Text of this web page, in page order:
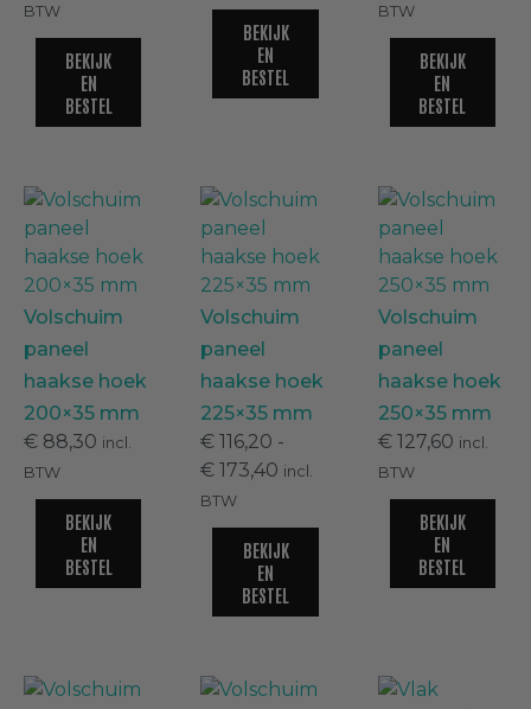
VinyPlus dakrandpanelen )
Milexx boeidelen
Vinyplus boeidelen (
Overstekken en buitenplafonds ( 0)
Holle schrootpanelen
Milexx platpanelen
BTW
BEKIJK
EN
BESTEL
BEKIJK
EN
BESTEL
BTW
BEKIJK
EN
BESTEL
Volschuim
paneel
haakse hoek
200×35 mm
€ 88,30 incl.
BTW
BEKIJK
EN
BESTEL
Volschuim
paneel
haakse hoek
225×35 mm
€ 116,20 -
€ 173,40 incl.
BTW
BEKIJK
EN
BESTEL
Volschuim
paneel
haakse hoek
250×35 mm
€127,60 incl.
BTW
BEKIJK
EN
BESTEL